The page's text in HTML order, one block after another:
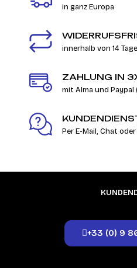
in ganz Europa
innerhalb von 14
ZAHLUNG IN
mit Alma und Paypal
Per E-Mail, Chat
+33 (0) 9